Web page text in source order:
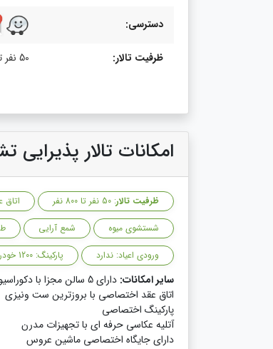
دسترسی:
ظرفیت تالار: 50 نفر تا 800 نفر
امکانات تالار
ظرفیت تالار: 50 نفر تا 800 نفر اتاق
شستشوی میوه
شمع آرایی
ورودی اعیاد: ندارد
پارکینگ: 1200 خودرو
سایر امکانات: دارای 5 سالن مجزا با دکوراسیون روز تا ظرفیت 800نفر
اتاق عقد اختصاصی با بروزترین ست ونیزی
پارکینگ اختصاصی
آتلیه عکاسی حرفه ای با تجهیزات مدرن
دارای جایگاه اختصاصی ماشین عروس